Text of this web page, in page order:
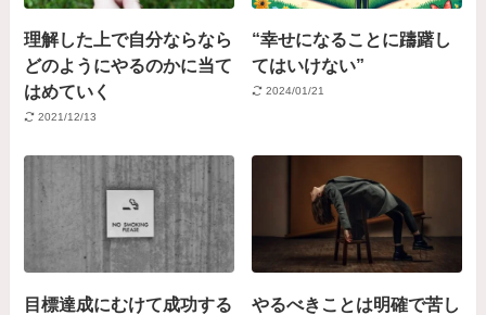
理解した上で自分ならなら
どのようにやるのかに当て
はめていく
2021/12/13
“幸せになることに躊躇し
てはいけない”
2024/01/21
目標達成にむけて成功する
やるべきことは明確で苦し